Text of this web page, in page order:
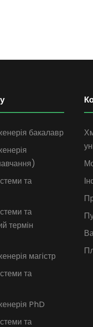
бакалавр
та
та
термін
магістр
та
PhD
та